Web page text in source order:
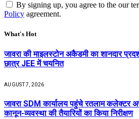
By signing up, you agree to the our
Policy agreement.
What's Hot
जावरा की माइलस्टोन अकैडमी का शानदार
छात्र JEE में चयनित
AUGUST 7, 2026
जावरा SDM कार्यालय पहुंचे रतलाम कलेक्टर
कानून-व्यवस्था की तैयारियों का किया निरीक्षण